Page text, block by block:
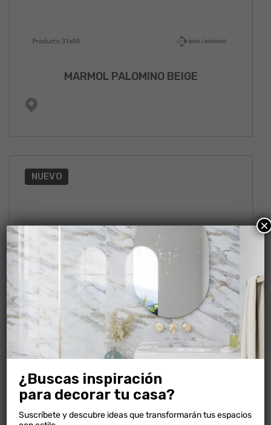
MARMOL PALOMINO BEIGE
NUEVO
PARED ARTICA
¿Buscas inspiración
para decorar tu casa?
Suscríbete y descubre ideas que transformarán tus espacios
×